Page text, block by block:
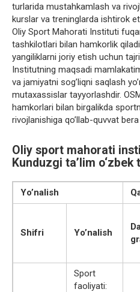
turlarida mustahkamlash va
kurslar va treninglarda ishtirok
Oliy Sport Mahorati Instituti
tashkilotlari bilan hamkorlik
yangiliklarni joriy etish uchun
Institutning maqsadi
va jamiyatni sog’liqni saqlash
mutaxassislar tayyorlashdir.
hamkorlari bilan birgalikda
rivojlanishiga qo’llab-quvvat
Oliy sport mahorati
Kunduzgi ta’lim o‘zbek
Yo’nalish
Shifri Yo’nalish
Sport
faoliyati: